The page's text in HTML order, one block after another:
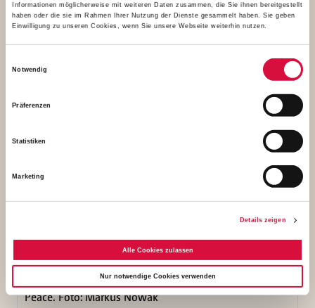
Informationen möglicherweise mit weiteren Daten zusammen, die Sie ihnen bereitgestellt
haben oder die sie im Rahmen Ihrer Nutzung der Dienste gesammelt haben. Sie geben
Einwilligung zu unseren Cookies, wenn Sie unsere Webseite weiterhin nutzen.
Notwendig
Präferenzen
Statistiken
Marketing
Details zeigen
Alle Cookies zulassen
Nur notwendige Cookies verwenden
Markus Nowak
5,93 MB
Schwester "Mabel" Beatrice Mariotti im Gespräch mit
Peace. Foto: Markus Nowak